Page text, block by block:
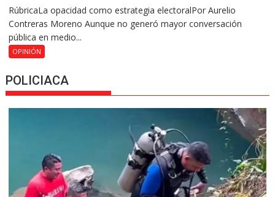
RúbricaLa opacidad como estrategia electoralPor Aurelio
Contreras Moreno Aunque no generó mayor conversación
pública en medio...
OPINIÓN
POLICIACA